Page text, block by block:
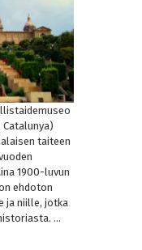
Catalunya)
taiteen
1900-luvun
ehdoton
ja niille, jotka
...